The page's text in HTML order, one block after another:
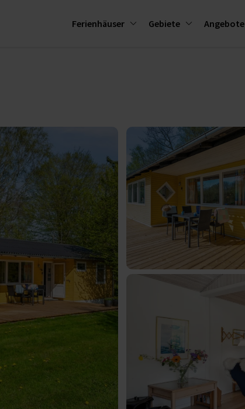
Ferienhäuser Gebiete Angebote